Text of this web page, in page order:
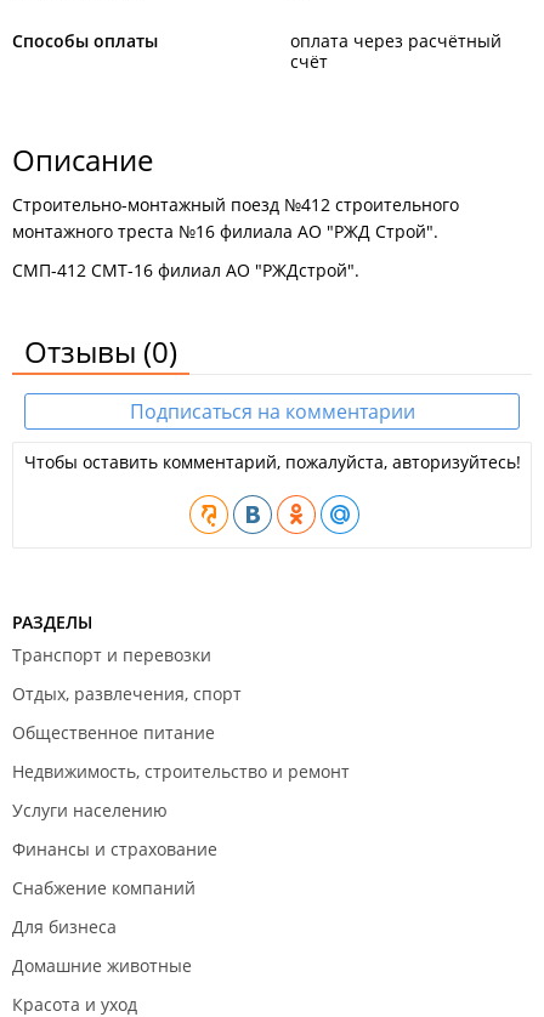
Способы оплаты
оплата через расчётный
счёт
Описание
Строительно-монтажный поезд №412 строительного
монтажного треста №16 филиала АО "РЖД Строй".
СМП-412 СМТ-16 филиал АО "РЖДстрой".
Отзывы (0)
Подписаться на комментарии
Чтобы оставить комментарий, пожалуйста, авторизуйтесь!
РАЗДЕЛЫ
Транспорт и перевозки
Отдых, развлечения, спорт
Общественное питание
Недвижимость, строительство и ремонт
Услуги населению
Финансы и страхование
Снабжение компаний
Для бизнеса
Домашние животные
Красота и уход